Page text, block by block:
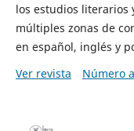
los estudios literarios
múltiples zonas de
en español, inglés y
Ver revista
Número